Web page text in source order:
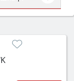
или
семьи,